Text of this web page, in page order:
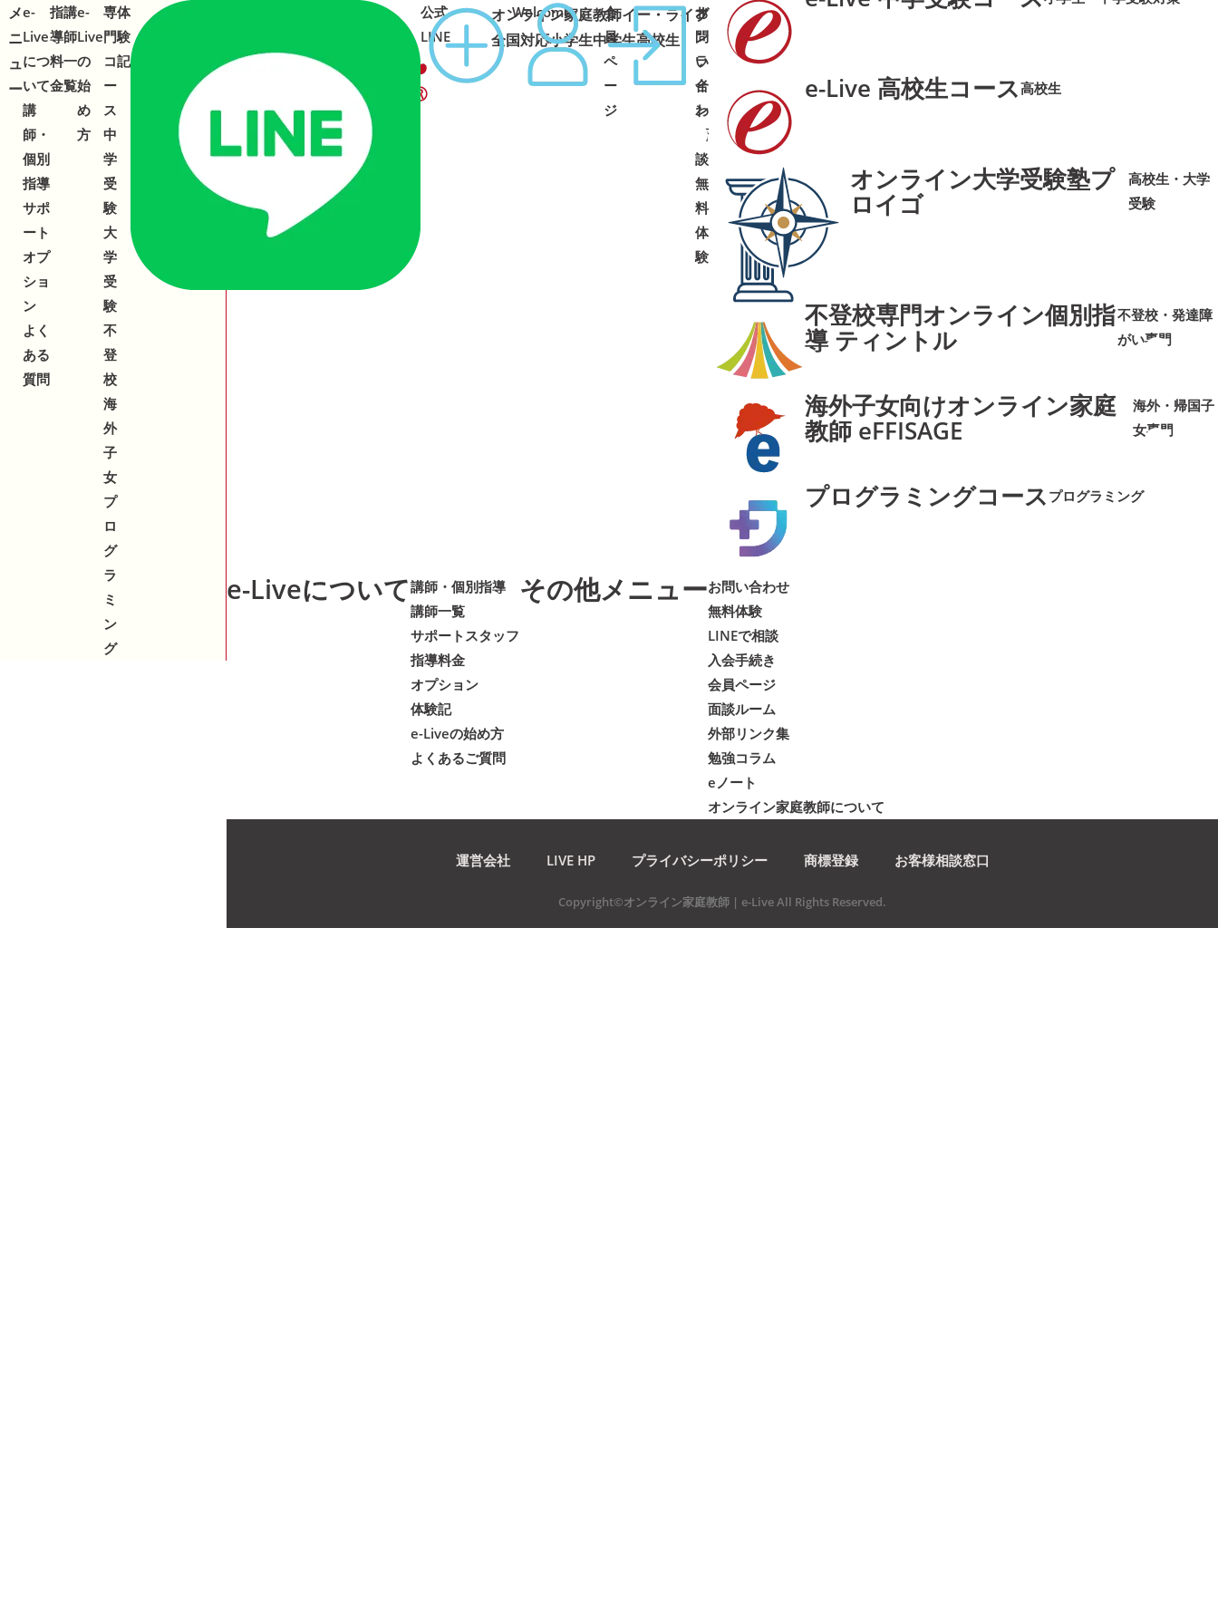
メ
ニ
ュ
ー
オンライン家庭教師イー・ライブ
全国対応小学生中学生高校生
メ
ニ
ュ
ー
e-
Live
につ
いて
講
師・
個別
指導
サポ
ート
オプ
ショ
ン
よく
ある
質問
指
導
料
金
講
師
一
覧
e-
Live
の
始
め
方
専
門
コ
ー
ス
中
学
受
験
大
学
受
験
不
登
校
海
外
子
女
プ
ロ
グ
ラ
ミ
ン
グ
体
験
記
公式
LINE
Welcome
会
員
ペ
ー
ジ
オ
ン
ラ
イ
ン
面
談
お
問
い
合
わ
せ
・
無
料
体
験
➜
21:00 土日祝可
コース
e-Live 高校生コース高校生
オンライン大学受験塾プ
ロイゴ
高校生・大学
受験
不登校専門オンライン個別指
導 ティントル
不登校・発達障
がい専門
海外子女向けオンライン家庭
教師 eFFISAGE
海外・帰国子
女専門
プログラミングコース プログラミング
e-Liveについて講師・個別指導
講師一覧
サポートスタッフ
指導料金
オプション
体験記
e-Liveの始め方
よくあるご質問
その他メニューお問い合わせ
無料体験
LINEで相談
入会手続き
会員ページ
面談ルーム
外部リンク集
勉強コラム
eノート
オンライン家庭教師について
運営会社 LIVE HP プライバシーポリシー 商標登録 お客様相談窓口
Copyright©オンライン家庭教師 | e-Live All Rights Reserved.